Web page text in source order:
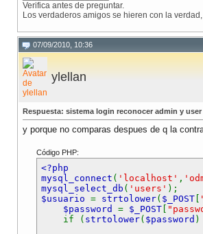
Verifica antes de preguntar.
Los verdaderos amigos se hieren con la
07/09/2010, 10:36
ylellan
Respuesta: sistema login reconocer admin y user
y porque no comparas despues de q la
Código PHP:
<?php
mysql_connect ( 'localhost' ,
mysql_select_db ( 'users' );
$usuario = strtolower( $_POST
$password = $_POST
if ( strtolower( $password )